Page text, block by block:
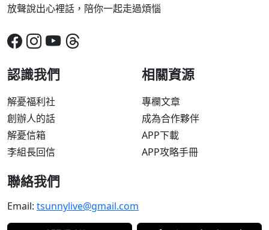
放聲說出心裡話，陪你一起走過煩惱
認識我們
解憂福利社
創辦人的話
解憂信箱
李組長回信
相關資源
專欄文章
成為合作夥伴
APP下載
APP攻略手冊
聯絡我們
Email: tsunnylive@gmail.com